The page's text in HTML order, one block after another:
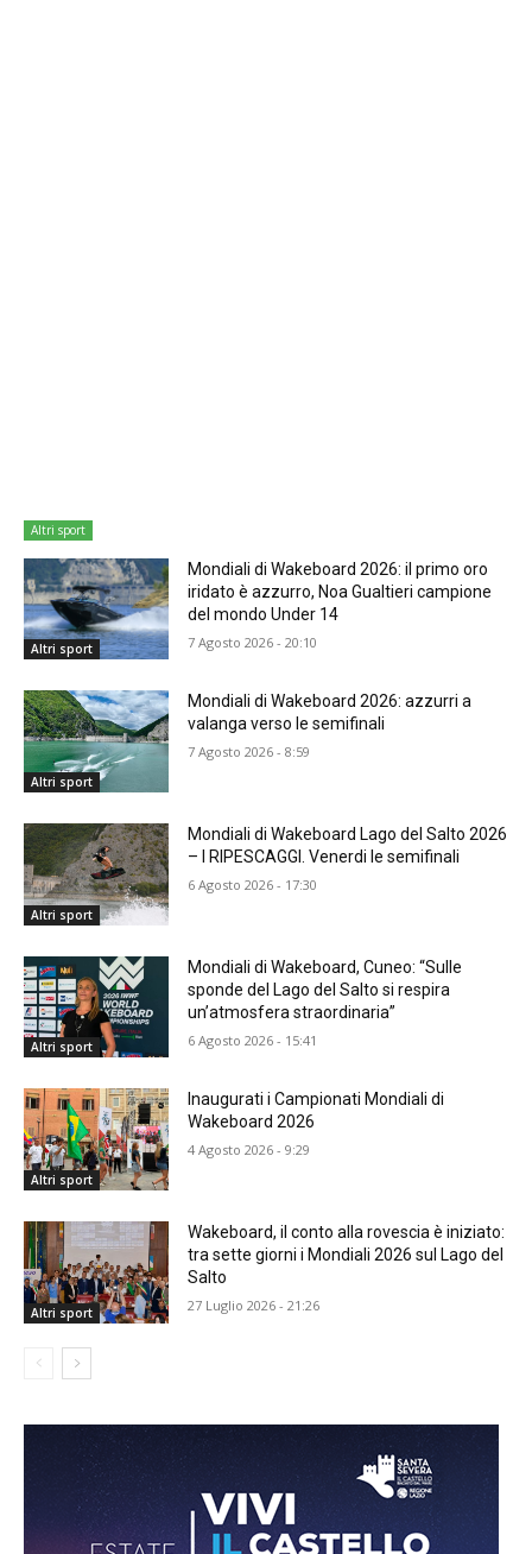
Altri sport
Altri sport
Mondiali di Wakeboard 2026: il primo oro
iridato è azzurro, Noa Gualtieri campione
del mondo Under 14
7 Agosto 2026 - 20:10
Altri sport
Mondiali di Wakeboard 2026: azzurri a
valanga verso le semifinali
7 Agosto 2026 - 8:59
Altri sport
Mondiali di Wakeboard Lago del Salto 2026
– I RIPESCAGGI. Venerdi le semifinali
6 Agosto 2026 - 17:30
Altri sport
Mondiali di Wakeboard, Cuneo: “Sulle
sponde del Lago del Salto si respira
un’atmosfera straordinaria”
6 Agosto 2026 - 15:41
Altri sport
Inaugurati i Campionati Mondiali di
Wakeboard 2026
4 Agosto 2026 - 9:29
Altri sport
Wakeboard, il conto alla rovescia è iniziato:
tra sette giorni i Mondiali 2026 sul Lago del
Salto
27 Luglio 2026 - 21:26